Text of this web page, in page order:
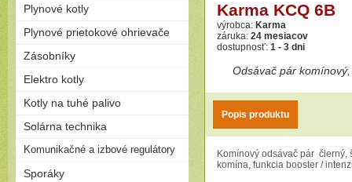
Plynové kotly
Kondenzačné kotly
Plynové prietokové ohrievače
Plamienkové (s horáčikom)
Turbo (cez stenu - nútený
Zásobníky
Priamoohrievané zásobníky
Závesné
Elektro kotly
Len na kúrenie
zásobník)
Kotly na tuhé palivo
Splyňovacie - pyrolitické kotly
Peletizačné kotly
uhlie
Solárna technika
Solárne zostavy - ploché
Solárne zostavy - vákuové
Komunikačné a izbové regulátory
Regulátory
Sporáky
Karma KCQ 6B
výrobca: Karma
záruka: 24 mesiacov
dostupnosť: 1 - 3 dni
Odsávač pár
Popis produktu
Komínový odsávač pár čierný,
komína, funkcia booster /